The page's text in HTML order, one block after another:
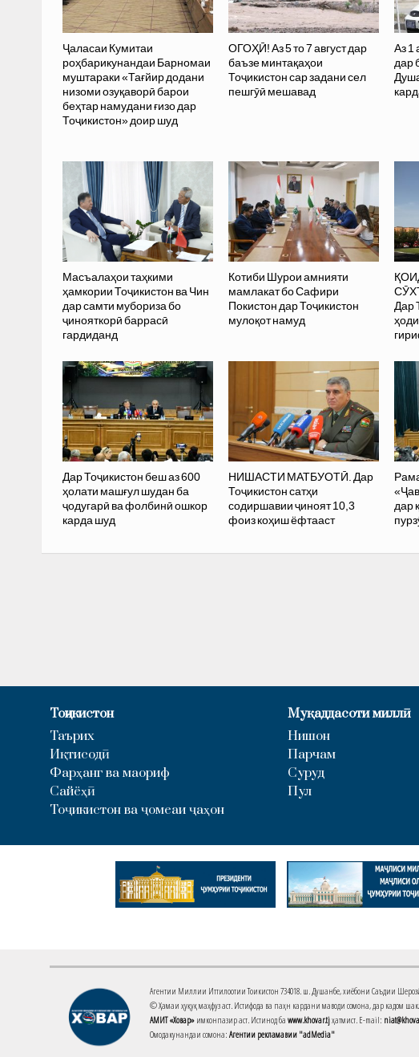
Ҷаласаи Кумитаи
роҳбарикунандаи Барномаи
муштараки «Тағйир додани
низоми озуқаворӣ барои
беҳтар намудани ғизо дар
Тоҷикистон» доир шуд
ОГОҲӢ! Аз 5 то 7 август дар
баъзе минтақаҳои
Тоҷикистон сар задани сел
пешгӯӣ мешавад
Аз 1
дар
Масъалаҳои таҳкими
ҳамкории Тоҷикистон ва Чин
дар самти мубориза бо
ҷинояткорӣ баррасӣ
гардиданд
Котиби Шурои амнияти
мамлакат бо Сафири
Покистон дар Тоҷикистон
мулоқот намуд
Дар
Дар Тоҷикистон беш аз 600
ҳолати машғул шудан ба
ҷодугарӣ ва фолбинӣ ошкор
карда шуд
НИШАСТИ МАТБУОТӢ. Дар
Тоҷикистон сатҳи
содиршавии ҷиноят 10,3
фоиз коҳиш ёфтааст
дар
Тоҷикистон
Таърих
Иқтисодӣ
Фарҳанг ва маориф
Сайёҳӣ
Тоҷикистон ва ҷомеаи ҷаҳон
Муқаддасоти миллӣ
Нишон
Парчам
Суруд
Пул
Агентии Миллии Иттилоотии Тоҷикистон 734018. ш. Душанбе, хиёбони Саъдии Шерозӣ,
© Ҳамаи ҳуқуқ маҳфуз аст. Истифода ва паҳн кардани маводи сомона, дар кадом
АМИТ «Ховар» имконпазир аст. Истинод ба www.khovar.tjҳатмист. E-mail:
Омодакунандаи сомона: Агентии рекламавии "adMedia"